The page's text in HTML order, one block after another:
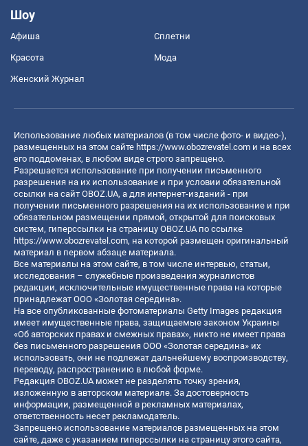
Шоу
Афиша Сплетни
Красота Мода
Женский Журнал
Использование любых материалов (в том числе фото- и видео-),
размещенных на этом сайте https://www.obozrevatel.com и на всех
его поддоменах, в любом виде строго запрещено.
Разрешается использование при получении письменного
разрешения на их использование и при условии обязательной
ссылки на сайт OBOZ.UA, а для интернет-изданий - при
получении письменного разрешения на их использование и при
обязательном размещении прямой, открытой для поисковых
систем, гиперссылки на страницу OBOZ.UA по ссылке
https://www.obozrevatel.com, на которой размещен оригинальный
материал в первом абзаце материала.
Все материалы на этом сайте, в том числе интервью, статьи,
исследования – служебные произведения журналистов
редакции, исключительные имущественные права на которые
принадлежат ООО «Золотая середина».
На все опубликованные фотоматериалы Getty Images редакция
имеет имущественные права, защищаемые законом Украины
«Об авторских правах и смежных правах», никто не имеет права
без письменного разрешения ООО «Золотая середина» их
использовать, они не подлежат дальнейшему воспроизводству,
переводу, распространению в любой форме.
Редакция OBOZ.UA может не разделять точку зрения,
изложенную в авторском материале. За достоверность
информации, размещенной в рекламных материалах,
ответственность несет рекламодатель.
Запрещено использование материалов размещенных на этом
сайте, даже с указанием гиперссылки на страницу этого сайта,